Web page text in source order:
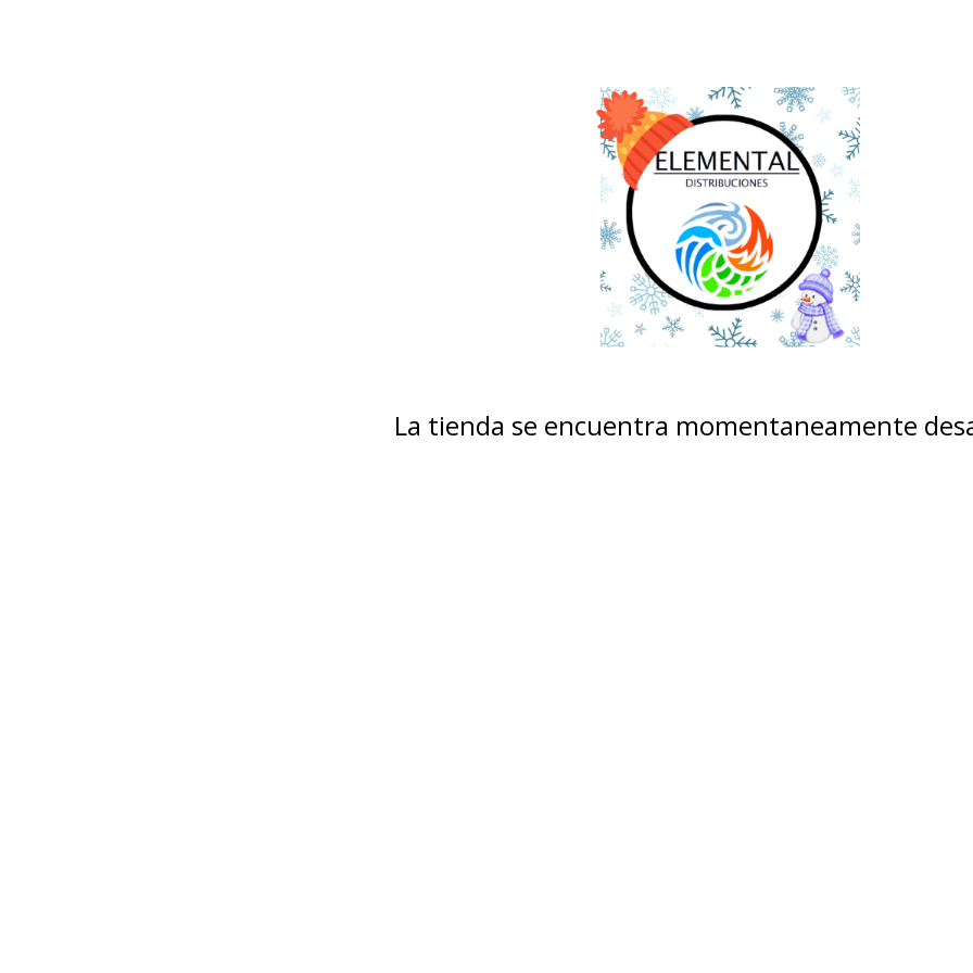
La tienda se encuentra momentaneamente